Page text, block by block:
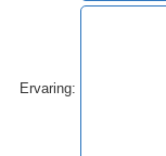
Ervaring: